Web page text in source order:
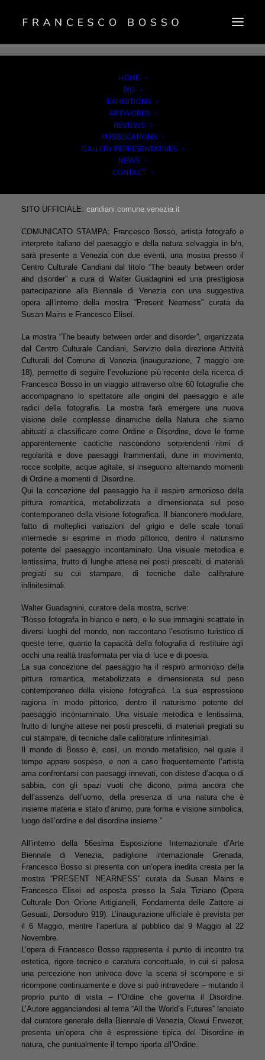
HOME
BIO
EXHIBITIONS
ARTWORKS
REVIEWS
PUBBLICATIONS
GALLERY REPRESENTATIVES
NEWS
CONTACT
Dal 07 Maggio 2015 al 28 Giugno 2015 – VENEZIA
LUOGO: Centro Culturale Candiani
CURATORI: Walter Guadagnini
ENTI PROMOTORI:
Centro Culturale Candiani-Direzione Attività Culturali e Turismo –
SITO UFFICIALE: candiani.comune.venezia.it
COMUNICATO STAMPA: Francesco Bosso, artista fotografo e
interprete italiano del paesaggio e della natura selvaggia in b/n,
sarà presente a Venezia con due eventi, una mostra presso il
Centro Culturale Candiani dal titolo “The beauty between order
and disorder” a cura di Walter Guadagnini ed una prestigiosa
partecipazione alla Biennale di Venezia con una suggestiva
opera all’interno della mostra “Present Nearness” curata da
Susan Mains e Francesco Elisei.
La mostra “The beauty between order and disorder”, organizzata
dal Centro Culturale Candiani, Servizio della direzione Attività
Culturali del Comune di Venezia (inaugurazione, 7 maggio ore
18), permette di seguire l’evoluzione più recente della ricerca di
Francesco Bosso in un viaggio attraverso oltre 60 fotografie che
accompagnano lo spettatore alle origini del paesaggio e alle
radici della fotografia. La mostra farà emergere una nuova
visione delle complesse dinamiche della Natura che siamo
abituati a classificare come Ordine e Disordine, dove le forme
apparentemente caotiche nascondono sorprendenti ritmi di
regolarità e dove paesaggi frammentati, dune in movimento,
rocce scolpite, acque agitate, si inseguono alternando momenti
di Ordine a momenti di Disordine.
Qui la concezione del paesaggio ha il respiro armonioso della
pittura romantica, metabolizzata e dimensionata sul peso
contemporaneo della visione fotografica. Il bianconero modulare,
fatto di molteplici variazioni del grigio e delle scale tonali
intermedie si esprime in modo pittorico, dentro il naturismo
potente del paesaggio incontaminato. Una visuale metodica e
lentissima, frutto di lunghe attese nei posti prescelti, di materiali
pregiati su cui stampare, di tecniche dalle calibrature
infinitesimali.
Walter Guadagnini, curatore della mostra, scrive:
“Bosso fotografa in bianco e nero, e le sue immagini scattate in
diversi luoghi del mondo, non raccontano l’esotismo turistico di
queste terre, quanto la capacità della fotografia di restituire agli
occhi una realtà trasformata per via di luce e di poesia.
La sua concezione del paesaggio ha il respiro armonioso della
pittura romantica, metabolizzata e dimensionata sul peso
contemporaneo della visione fotografica. La sua espressione
ragiona in modo pittorico, dentro il naturismo potente del
paesaggio incontaminato. Una visuale metodica e lentissima,
frutto di lunghe attese nei posti prescelti, di materiali pregiati su
cui stampare, di tecniche dalle calibrature infinitesimali.
Il mondo di Bosso è, così, un mondo metafisico, nel quale il
tempo appare sospeso, e non a caso frequentemente l’artista
ama confrontarsi con paesaggi innevati, con distese d’acqua o di
sabbia, con gli spazi vuoti che dicono, prima ancora che
dell’assenza dell’uomo, della presenza di una natura che è
insieme materia e stato d’animo, pura forma e visione simbolica,
luogo dell’ordine e del disordine insieme.”
All’interno della 56esima Esposizione Internazionale d’Arte
Biennale di Venezia, padiglione internazionale Grenada,
Francesco Bosso si presenta con un’opera inedita creata per la
mostra “PRESENT NEARNESS” curata da Susan Mains e
Francesco Elisei ed esposta presso la Sala Tiziano (Opera
Culturale Don Orione Artigianelli, Fondamenta delle Zattere ai
Gesuati, Dorsoduro 919). L’inaugurazione ufficiale è prevista per
il 6 Maggio, mentre l’apertura al pubblico dal 9 Maggio al 22
Novembre.
L’opera di Francesco Bosso rappresenta il punto di incontro tra
estetica, rigore tecnico e caratura concettuale, in cui si palesa
una percezione non univoca dove la scena si scompone e si
ricompone continuamente e dove si può intravedere – mutando il
proprio punto di vista – l’Ordine che governa il Disordine.
L’Autore agganciandosi al tema “All the World’s Futures” lanciato
dal curatore generale della Biennale di Venezia, Okwui Enwezor,
presenta un’opera che è espressione tipica del Disordine in
natura, che puntualmente il tempo riporta all’Ordine.